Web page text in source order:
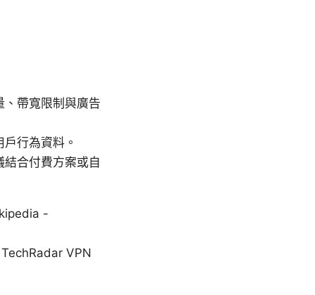
帶寬限制與廣告
行為資料。
合付費方案或自
-
VPN